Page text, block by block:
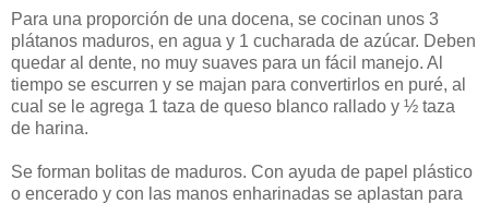
Para una proporción de una docena, se cocinan unos 3
plátanos maduros, en agua y 1 cucharada de azúcar. Deben
quedar al dente, no muy suaves para un fácil manejo. Al
tiempo se escurren y se majan para convertirlos en puré, al
cual se le agrega 1 taza de queso blanco rallado y ½ taza
de harina.
Se forman bolitas de maduros. Con ayuda de papel plástico
o encerado y con las manos enharinadas se aplastan para